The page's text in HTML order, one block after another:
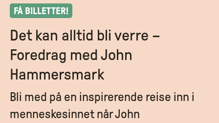
FÅ BILLETTER!
Det kan alltid bli verre –
Foredrag med John
Hammersmark
Bli med på en inspirerende reise inn i
menneskesinnet når John